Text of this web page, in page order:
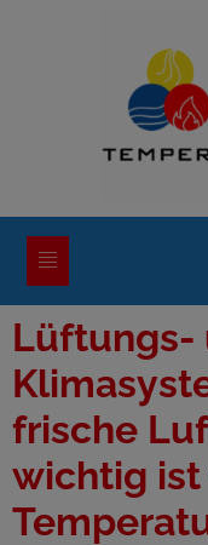
Lüftungs-
frische
wichtig